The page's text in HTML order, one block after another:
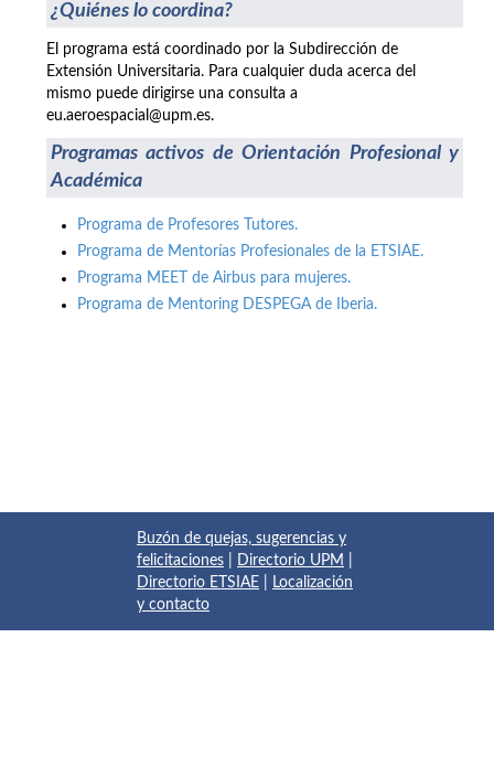
¿Quiénes lo coordina?
El programa está coordinado por la Subdirección de
Extensión Universitaria. Para cualquier duda acerca del
mismo puede dirigirse una consulta a
eu.aeroespacial@upm.es.
Programas activos de Orientación Profesional y
Académica
Programa de Profesores Tutores.
Programa de Mentorías Profesionales de la ETSIAE.
Programa MEET de Airbus para mujeres.
Programa de Mentoring DESPEGA de Iberia.
Buzón de quejas, sugerencias y
felicitaciones
Directorio UPM
Directorio ETSIAE
Localización
y contacto